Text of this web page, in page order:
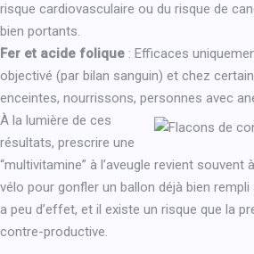
risque cardiovasculaire ou du risque de
bien portants.
Fer et acide folique : Efficaces
objectivé (par bilan sanguin) et chez
enceintes, nourrissons, personnes avec
À la lumière de ces
résultats, prescrire une
“multivitamine” à l’aveugle revient souvent
vélo pour gonfler un ballon déjà bien rempli
a peu d’effet, et il existe un risque que la
contre-productive.